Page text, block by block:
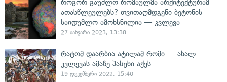
როგორ გაუძლო რომაულმა არქიტექტურამ
ათასწლეულებს? თვითაღმდგენი ბეტონის
საიდუმლო ამოხსნილია — კვლევა
27 იანვარი 2023, 13:38
რატომ დაარბია ატილამ რომი — ახალ
კვლევას ამაზე პასუხი აქვს
19 დეკემბერი 2022, 15:40